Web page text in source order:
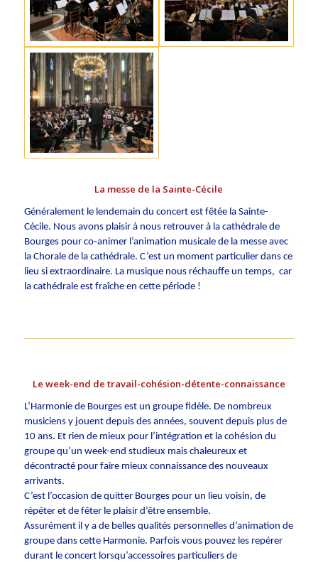
La messe de la Sainte-Cécile
Généralement le lendemain du concert est fêtée la Sainte-
Cécile. Nous avons plaisir à nous retrouver à la cathédrale de
Bourges pour co-animer l’animation musicale de la messe avec
la Chorale de la cathédrale. C’est un moment particulier dans ce
lieu si extraordinaire. La musique nous réchauffe un temps, car
la cathédrale est fraîche en cette période !
Le week-end de travail-cohésion-détente-connaissance
L’Harmonie de Bourges est un groupe fidèle. De nombreux
musiciens y jouent depuis des années, souvent depuis plus de
10 ans. Et rien de mieux pour l’intégration et la cohésion du
groupe qu’un week-end studieux mais chaleureux et
décontracté pour faire mieux connaissance des nouveaux
arrivants.
C’est l’occasion de quitter Bourges pour un lieu voisin, de
répéter et de fêter le plaisir d’être ensemble.
Assurément il y a de belles qualités personnelles d’animation de
groupe dans cette Harmonie. Parfois vous pouvez les repérer
durant le concert lorsqu’accessoires particuliers de